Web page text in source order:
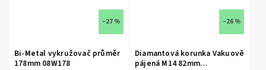
–27 %
Bi-Metal vykružovač průměr
178mm 08W178
–26 %
Diamantová korunka Vakuově
pájená M14 82mm